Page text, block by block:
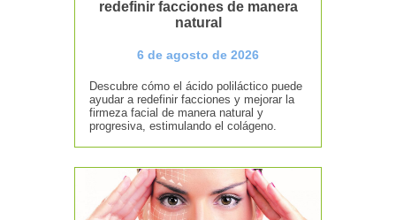
redefinir facciones de manera
natural
6 de agosto de 2026
Descubre cómo el ácido poliláctico puede
ayudar a redefinir facciones y mejorar la
firmeza facial de manera natural y
progresiva, estimulando el colágeno.